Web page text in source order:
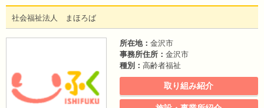
社会福祉法人 まほろば
所在地： 金沢市
事務所住所： 金沢市
種別： 高齢者福祉
取り組み紹介